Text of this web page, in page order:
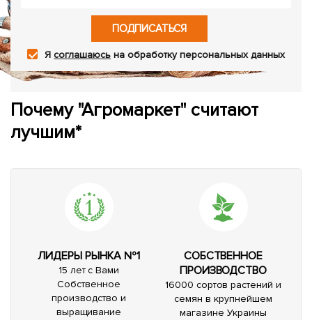
ПОДПИСАТЬСЯ
Ясоглашаюсь на обработку персональных данных
Почему "Агромаркет" считают
лучшим*
ЛИДЕРЫ РЫНКА №1
15 лет с Вами
Собственное
производство и
выращивание
СОБСТВЕННОЕ
ПРОИЗВОДСТВО
16000 сортов растений и
семян в крупнейшем
магазине Украины